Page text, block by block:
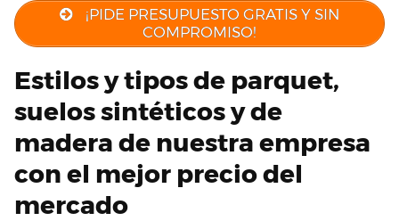
¡PIDE PRESUPUESTO GRATIS Y SIN
COMPROMISO!
Estilos y tipos de parquet,
suelos sintéticos y de
madera de nuestra empresa
con el mejor precio del
mercado